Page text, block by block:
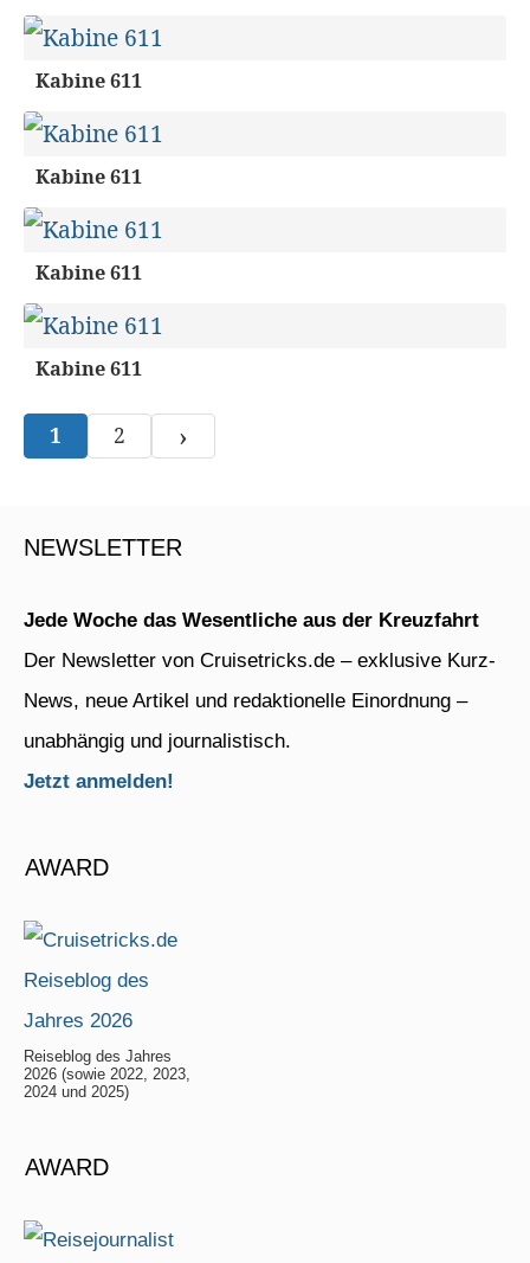
Kabine 611
Kabine 611
Kabine 611
Kabine 611
1 2 ›
NEWSLETTER
Jede Woche das Wesentliche aus der Kreuzfahrt
Der Newsletter von Cruisetricks.de – exklusive Kurz-
News, neue Artikel und redaktionelle Einordnung –
unabhängig und journalistisch.
Jetzt anmelden!
AWARD
Reiseblog des Jahres
2026 (sowie 2022, 2023,
2024 und 2025)
AWARD